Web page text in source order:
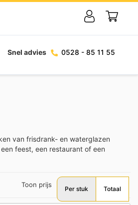
Snel advies 0528 - 85 11 55
van frisdrank- en waterglazen
feest, een restaurant of een
Toon prijs
Per stuk Totaal